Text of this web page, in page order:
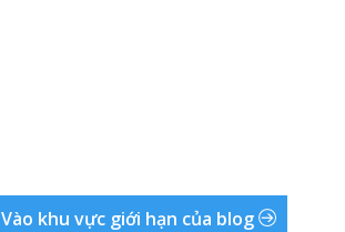
Vào khu vực giới hạn của blog